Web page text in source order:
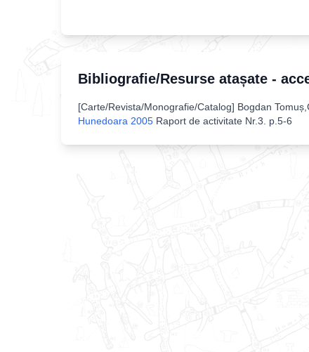
Bibliografie/Resurse atașate -
[Carte/Revista/Monografie/Catalog] Bogdan
Hunedoara 2005 Raport de activitate Nr.3 p.5-6